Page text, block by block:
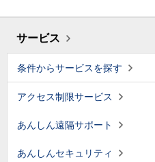
サービス
条件からサービスを探す
アクセス制限サービス
あんしん遠隔サポート
あんしんセキュリティ